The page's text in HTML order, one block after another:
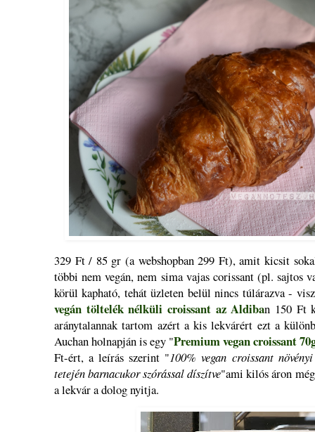
329 Ft / 85 gr (a webshopban 299 Ft), amit kicsit
többi nem vegán, nem sima vajas corissant (pl.
körül kapható, tehát üzleten belül nincs túlárazva -
vegán töltelék nélküli croissant az Aldiban 150 Ft
aránytalannak tartom azért a kis lekvárért ezt a
Auchan holnapján is egy "Premium vegan croissant
Ft-ért, a leírás szerint "100% vegan croissant
tetején barnacukor szórással díszítve"ami kilós áron
a lekvár a dolog nyitja.